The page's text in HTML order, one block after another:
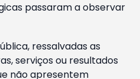
passaram a observar
ressalvadas as
serviços ou resultados
não apresentem